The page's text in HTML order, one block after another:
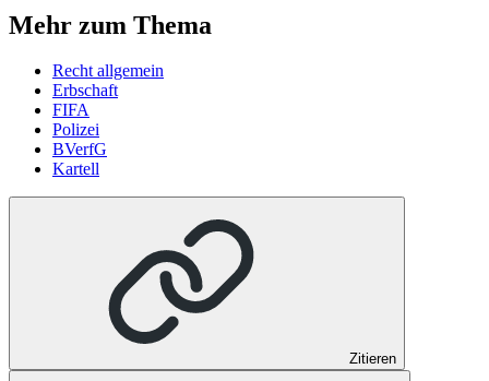
Mehr zum Thema
Recht allgemein
Erbschaft
FIFA
Polizei
BVerfG
Kartell
Zitieren